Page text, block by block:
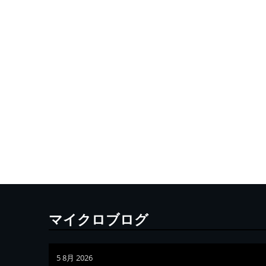
マイクロブログ
5 8月 2026